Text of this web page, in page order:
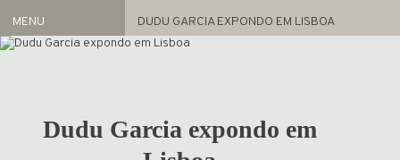
MENU
Dudu Garcia expondo em
DUDU GARCIA EXPONDO EM LISBOA